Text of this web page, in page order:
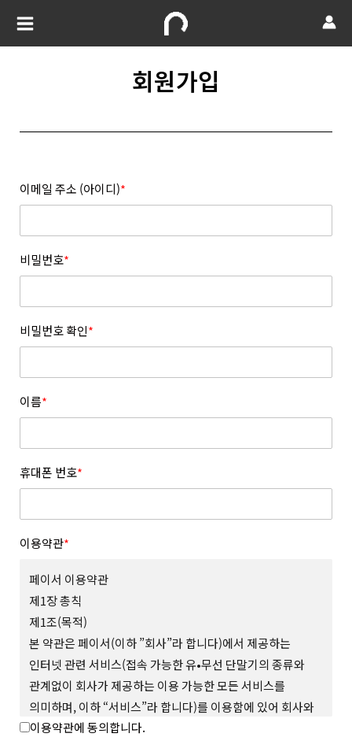
회원가입
이메일 주소 (아이디)*
비밀번호*
비밀번호 확인*
이름*
휴대폰 번호*
이용약관*
페이서 이용약관
제1장 총칙
제1조(목적)
본 약관은 페이서(이하 ”회사”라 합니다)에서 제공하는
인터넷 관련 서비스(접속 가능한 유•무선 단말기의 종류와
관계없이 회사가 제공하는 이용 가능한 모든 서비스를
의미하며, 이하 “서비스”라 합니다)를 이용함에 있어 회사와
회원의 권리와 의무, 책임사항을 규정함을 그 목적으로
이용약관에 동의합니다.